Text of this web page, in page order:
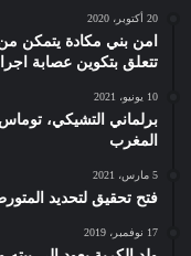
20 أكتوبر، 2020
امن بني مكادة يتمكن
تتعلق بتكوين عصابة
10 يونيو، 2021
برلماني التشيكي،
المغرب
5 مارس، 2021
فتح تحقيق لتحديد المتورطين في تهريب
17 نوفمبر، 2019